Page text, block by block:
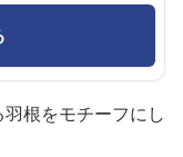
根をモチーフにし